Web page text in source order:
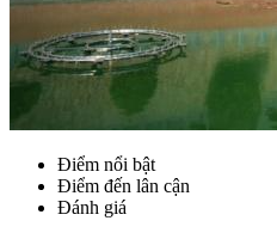
Điểm nổi bật
Điểm đến lân cận
Đánh giá